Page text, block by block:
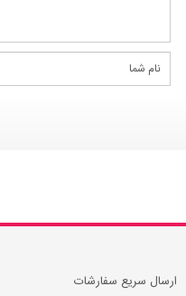
ارسال سریع سفارشات